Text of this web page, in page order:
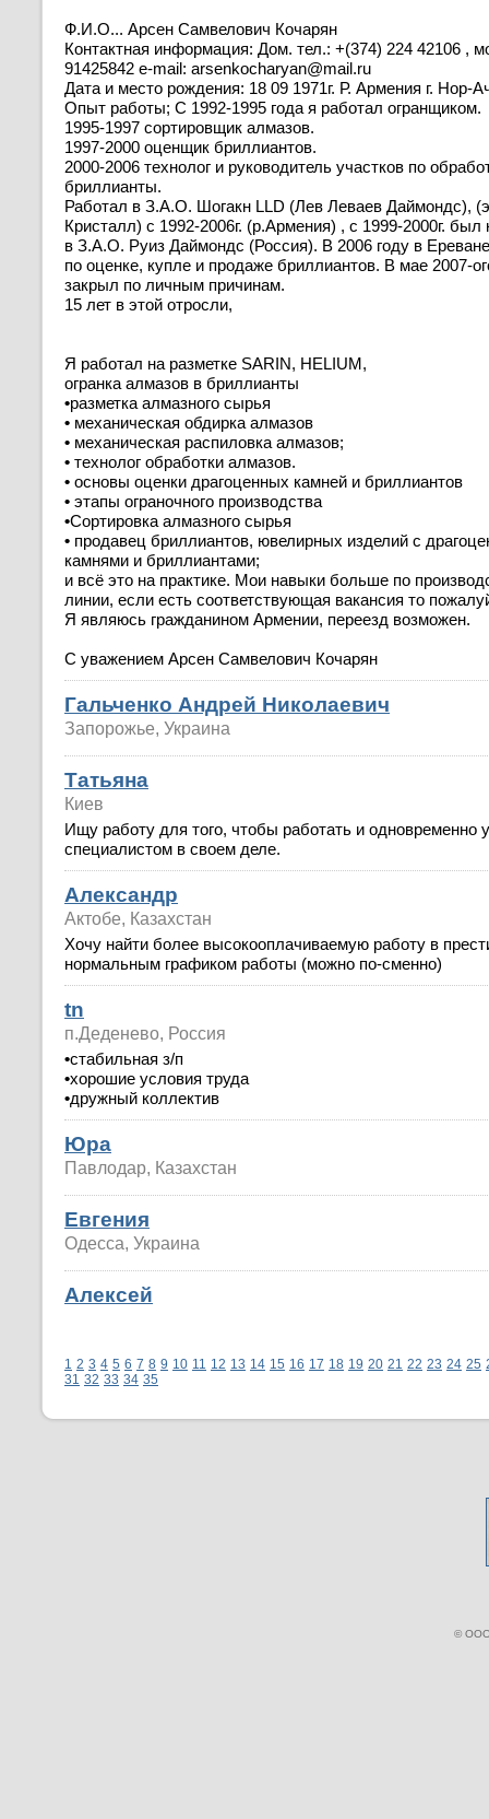
Ф.И.О... Арсен Самвелович Кочарян
Контактная информация: Дом. тел.: +(374) 224 42106 ,
91425842 e-mail: arsenkocharyan@mail.ru
Дата и место рождения: 18 09 1971г. Р. Армения г. Нор-
Опыт работы; С 1992-1995 года я работал огранщиком.
1995-1997 сортировщик алмазов.
1997-2000 оценщик бриллиантов.
2000-2006 технолог и руководитель участков по
бриллианты.
Работал в З.А.О. Шогакн LLD (Лев Леваев Даймондс),
Кристалл) с 1992-2006г. (р.Армения) , с 1999-2000г. был
в З.А.О. Руиз Даймондс (Россия). В 2006 году в
по оценке, купле и продаже бриллиантов. В мае 2007-
закрыл по личным причинам.
15 лет в этой отросли,
Я работал на разметке SARIN, HELIUM,
огранка алмазов в бриллианты
•разметка алмазного сырья
• механическая обдирка алмазов
• механическая распиловка алмазов;
• технолог обработки алмазов.
• основы оценки драгоценных камней и бриллиантов
• этапы ограночного производства
•Сортировка алмазного сырья
• продавец бриллиантов, ювелирных изделий с
камнями и бриллиантами;
и всё это на практике. Мои навыки больше по
линии, если есть соответствующая вакансия то
Я являюсь гражданином Армении, переезд возможен.
С уважением Арсен Самвелович Кочарян
Гальченко Андрей Николаевич
Запорожье, Украина
Татьяна
Киев
Ищу работу для того, чтобы работать и одновременно
специалистом в своем деле.
Александр
Актобе, Казахстан
Хочу найти более высокооплачиваемую работу в
нормальным графиком работы (можно по-сменно)
tn
п.Деденево, Россия
•стабильная з/п
•хорошие условия труда
•дружный коллектив
Юра
Павлодар, Казахстан
Евгения
Одесса, Украина
Алексей
1 2 3 4 5 6 7 8 9 10 11 12 13 14 15 16 17 18 19 20 21 22 23 24 25
31 32 33 34 35
©